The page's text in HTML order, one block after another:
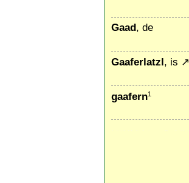
Gaad, de
Gaaferlatzl, is ↗
gaafern1